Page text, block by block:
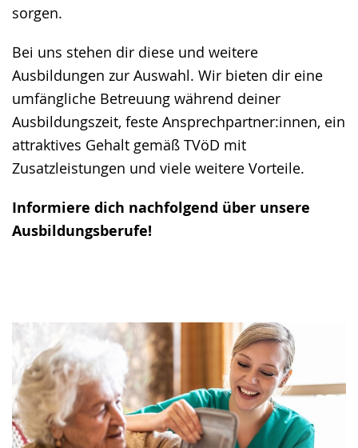
sorgen.
Bei uns stehen dir diese und weitere
Ausbildungen zur Auswahl. Wir bieten dir eine
umfängliche Betreuung während deiner
Ausbildungszeit, feste Ansprechpartner:innen, ein
attraktives Gehalt gemäß TVöD mit
Zusatzleistungen und viele weitere Vorteile.
Informiere dich nachfolgend über unsere
Ausbildungsberufe!